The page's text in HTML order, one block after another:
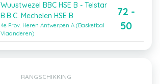
Wuustwezel BBC HSE B - Telstar
B.B.C. Mechelen HSE B
4e Prov. Heren Antwerpen A (Basketbal
Vlaanderen)
72 -
50
RANGSCHIKKING